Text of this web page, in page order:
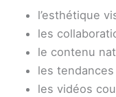
l’esthétique
les
le contenu
les
les vidéos